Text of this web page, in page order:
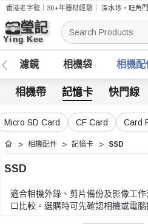
香港老字號｜30+年器材經驗｜深水埗・旺角
搜
索
濾鏡 相機袋 相機配
相機帶 記憶卡 快門線
Micro SD Card CF Card Card
首頁 相機配件 記憶卡 SSD
SSD
適合相機外錄、剪片備份及影像工
口比較。選購時可先確認相機或電